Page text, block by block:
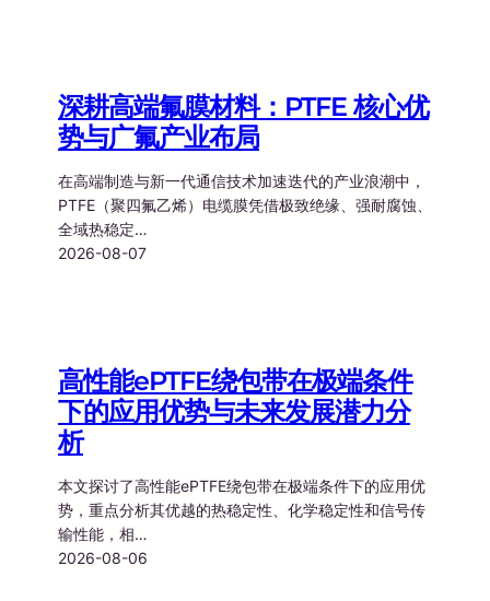
深耕高端氟膜材料：PTFE 核心优
势与广氟产业布局
在高端制造与新一代通信技术加速迭代的产业浪潮中，
PTFE（聚四氟乙烯）电缆膜凭借极致绝缘、强耐腐蚀、
全域热稳定…
2026-08-07
高性能ePTFE绕包带在极端条件
下的应用优势与未来发展潜力分
析
本文探讨了高性能ePTFE绕包带在极端条件下的应用优
势，重点分析其优越的热稳定性、化学稳定性和信号传
输性能，相…
2026-08-06